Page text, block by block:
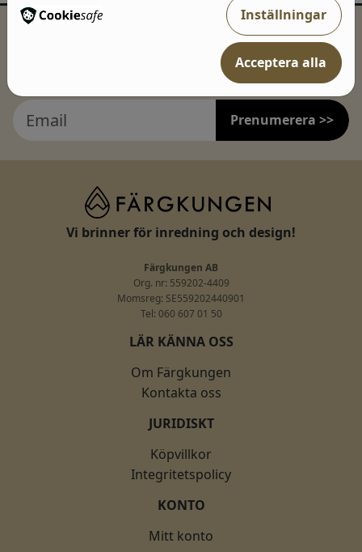
Inspiration och erbjudanden direkt i
Prenumerera >>
Vi brinner för inredning och design!
Färgkungen AB
Org. nr: 559202-4409
Momsreg: SE559202440901
Tel: 060 607 01 50
LÄR KÄNNA OSS
Om Färgkungen
Kontakta oss
JURIDISKT
Köpvillkor
Integritetspolicy
KONTO
Mitt konto
Inställningar
Acceptera alla